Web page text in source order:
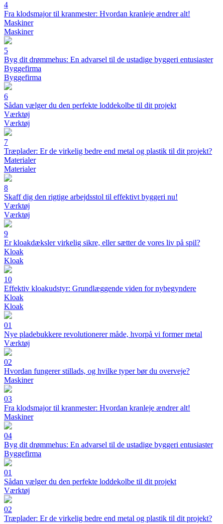
4
Fra klodsmajor til kranmester: Hvordan kranleje ændrer alt!
Maskiner
Maskiner
5
Byg dit drømmehus: En advarsel til de ustadige byggeri entusiaster
Byggefirma
Byggefirma
6
Sådan vælger du den perfekte loddekolbe til dit projekt
Værktøj
Værktøj
7
Træplader: Er de virkelig bedre end metal og plastik til dit projekt?
Materialer
Materialer
8
Skaff dig den rigtige arbejdsstol til effektivt byggeri nu!
Værktøj
Værktøj
9
Er kloakdæksler virkelig sikre, eller sætter de vores liv på spil?
Kloak
Kloak
10
Effektiv kloakudstyr: Grundlæggende viden for nybegyndere
Kloak
Kloak
01
Nye pladebukkere revolutionerer måde, hvorpå vi former metal
Værktøj
02
Hvordan fungerer stillads, og hvilke typer bør du overveje?
Maskiner
03
Fra klodsmajor til kranmester: Hvordan kranleje ændrer alt!
Maskiner
04
Byg dit drømmehus: En advarsel til de ustadige byggeri entusiaster
Byggefirma
01
Sådan vælger du den perfekte loddekolbe til dit projekt
Værktøj
02
Træplader: Er de virkelig bedre end metal og plastik til dit projekt?